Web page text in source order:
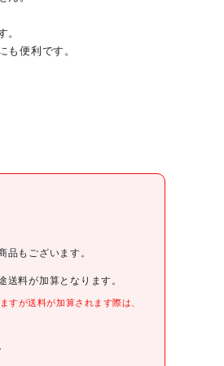
。
も便利です。
クA型(キャスター付
品もございます。
料が加算となります。
が送料が加算されます際は、